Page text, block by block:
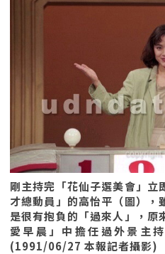
剛主持完「花仙子選美會」立
才總動員」的高怡平（圖），
是很有抱負的「過來人」，原
愛早晨」中擔任過外景主
(1991/06/27 本報記者攝影)